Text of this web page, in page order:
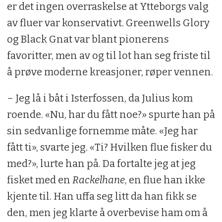
er det ingen overraskelse at Ytteborgs valg
av fluer var konservativt. Greenwells Glory
og Black Gnat var blant pionerens
favoritter, men av og til lot han seg friste til
å prøve moderne kreasjoner, røper vennen.
– Jeg lå i båt i Isterfossen, da Julius kom
roende. «Nu, har du fått noe?» spurte han på
sin sedvanlige fornemme måte. «Jeg har
fått ti», svarte jeg. «Ti? Hvilken flue fisker du
med?», lurte han på. Da fortalte jeg at jeg
fisket med en Rackelhane, en flue han ikke
kjente til. Han uffa seg litt da han fikk se
den, men jeg klarte å overbevise ham om å